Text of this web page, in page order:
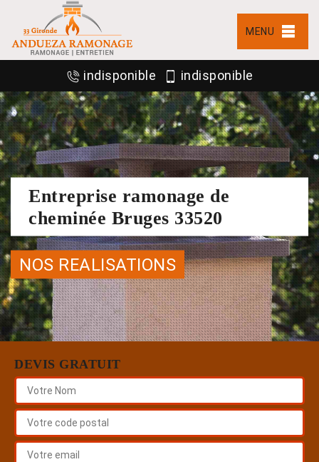
MENU
indisponible indisponible
Entreprise ramonage de
cheminée Bruges 33520
NOS REALISATIONS
DEVIS GRATUIT